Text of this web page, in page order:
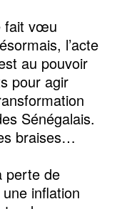
fait vœu
l’acte
au pouvoir
pour agir
Sénégalais.
braises…
perte de
inflation